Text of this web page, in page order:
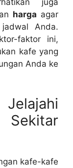
juga
harga agar
Anda.
faktor ini,
kafe yang
Anda ke
Sekitar
kafe-kafe